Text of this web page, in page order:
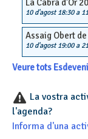
La Cabra d’Or
10 d'agost 18:30a
Assaig Obert de
10 d'agost 19:00a
Veure tots
La vostra
l'agenda?
Informa d'una